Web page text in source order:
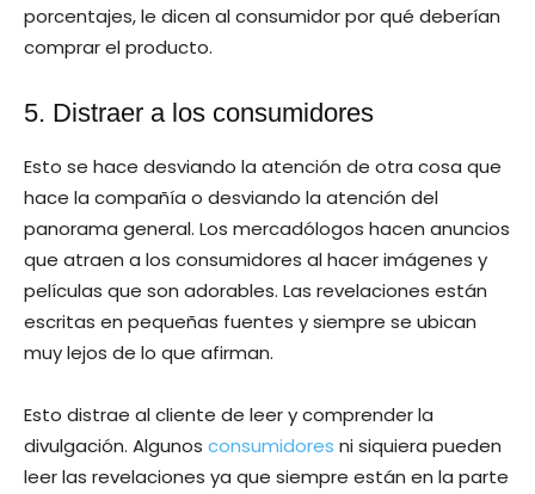
porcentajes, le dicen al consumidor por qué deberían
comprar el producto.
5. Distraer a los consumidores
Esto se hace desviando la atención de otra cosa que
hace la compañía o desviando la atención del
panorama general. Los mercadólogos hacen anuncios
que atraen a los consumidores al hacer imágenes y
películas que son adorables. Las revelaciones están
escritas en pequeñas fuentes y siempre se ubican
muy lejos de lo que afirman.
Esto distrae al cliente de leer y comprender la
divulgación. Algunos consumidores ni siquiera pueden
leer las revelaciones ya que siempre están en la parte